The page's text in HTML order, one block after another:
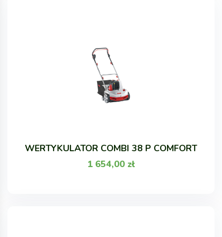
WERTYKULATOR COMBI 38 P COMFORT
1 654,00 zł